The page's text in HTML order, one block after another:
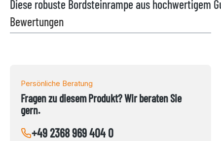
Diese robuste Bordsteinrampe aus hochwertigem
Bewertungen
Persönliche Beratung
Fragen zu diesem Produkt? Wir beraten Sie
gern.
+49 2368 969 404 0